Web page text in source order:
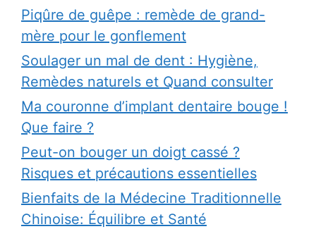
Piqûre de guêpe : remède de grand-
mère pour le gonflement
Soulager un mal de dent : Hygiène,
Remèdes naturels et Quand consulter
Ma couronne d’implant dentaire bouge !
Que faire ?
Peut-on bouger un doigt cassé ?
Risques et précautions essentielles
Bienfaits de la Médecine Traditionnelle
Chinoise: Équilibre et Santé